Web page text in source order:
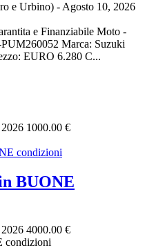
e Urbino) - Agosto 10, 2026
e Finanziabile Moto -
Marca: Suzuki
EURO 6.280 C...
1000.00 €
BUONE
4000.00 €
condizioni